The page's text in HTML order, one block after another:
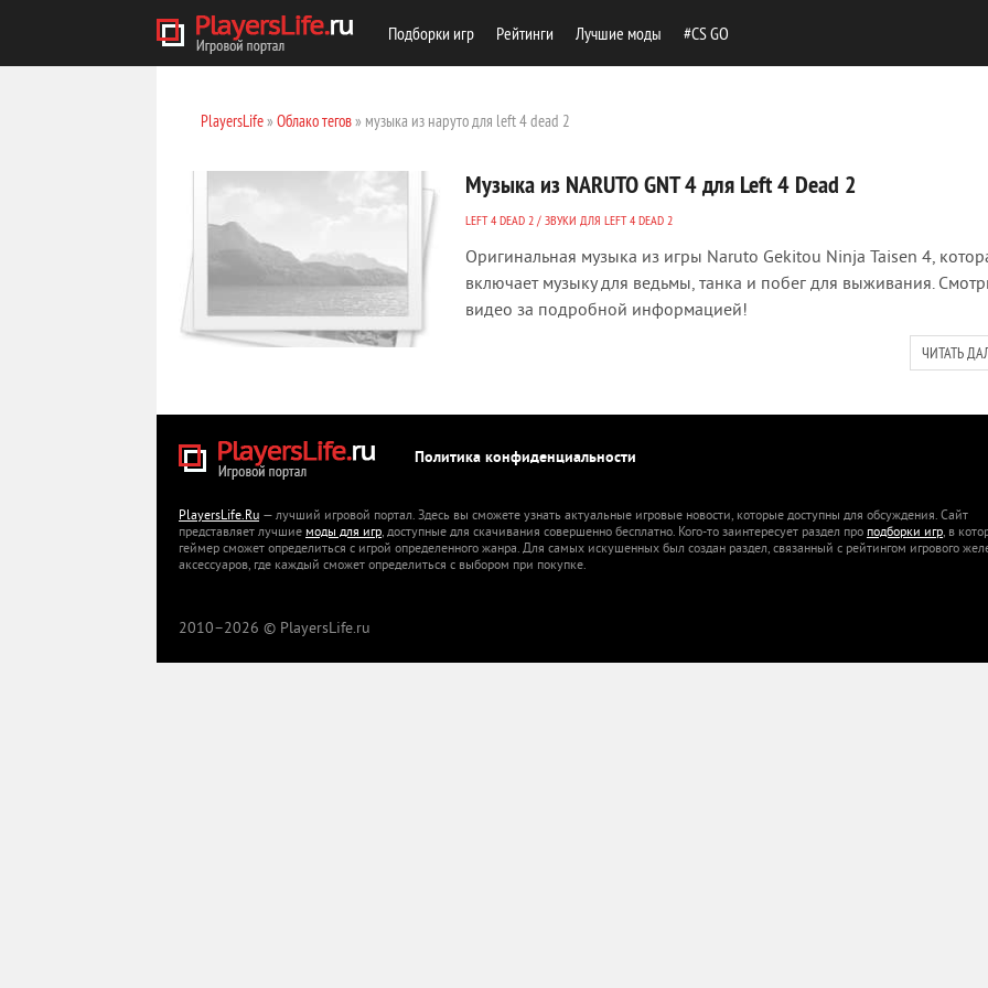
Подборки игр Рейтинги Лучшие моды #CS GO
PlayersLife» Облако тегов» музыка из наруто для left 4 dead 2
Музыка из NARUTO GNT 4 для Left 4 Dead 2
LEFT 4 DEAD 2 / ЗВУКИ ДЛЯ LEFT 4 DEAD 2
Оригинальная музыка из игры Naruto Gekitou Ninja Taisen 4,
включает музыку для ведьмы, танка и побег для выживания.
видео за подробной информацией!
ЧИТАТЬ
Политика конфиденциальности
PlayersLife.Ru — лучший игровой портал. Здесь вы сможете узнать актуальные игровые новости, которые доступны для обсуждения. Сайт
представляет лучшие моды для игр, доступные для скачивания совершенно бесплатно. Кого-то заинтересует раздел про подборки игр, в
геймер сможет определиться с игрой определенного жанра. Для самых искушенных был создан раздел, связанный с рейтингом игрового
аксессуаров, где каждый сможет определиться с выбором при покупке.
2010–2026 © PlayersLife.ru